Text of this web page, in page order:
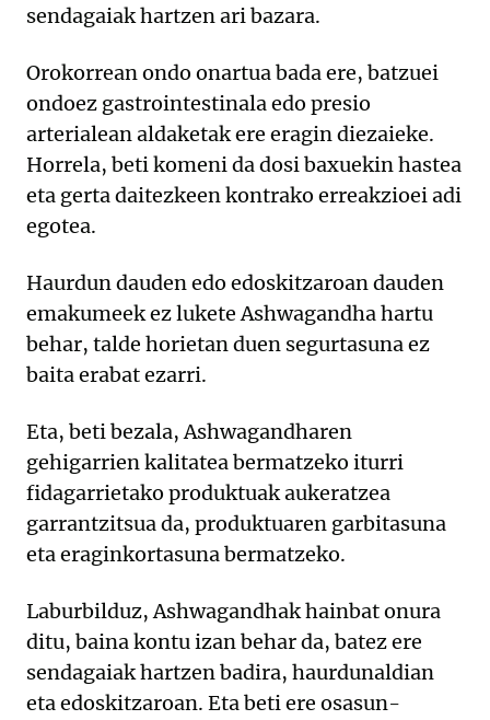
sendagaiak hartzen ari bazara.
Orokorrean ondo onartua bada ere, batzuei
ondoez gastrointestinala edo presio
arterialean aldaketak ere eragin diezaieke.
Horrela, beti komeni da dosi baxuekin hastea
eta gerta daitezkeen kontrako erreakzioei adi
egotea.
Haurdun dauden edo edoskitzaroan dauden
emakumeek ez lukete Ashwagandha hartu
behar, talde horietan duen segurtasuna ez
baita erabat ezarri.
Eta, beti bezala, Ashwagandharen
gehigarrien kalitatea bermatzeko iturri
fidagarrietako produktuak aukeratzea
garrantzitsua da, produktuaren garbitasuna
eta eraginkortasuna bermatzeko.
Laburbilduz, Ashwagandhak hainbat onura
ditu, baina kontu izan behar da, batez ere
sendagaiak hartzen badira, haurdunaldian
eta edoskitzaroan. Eta beti ere osasun-